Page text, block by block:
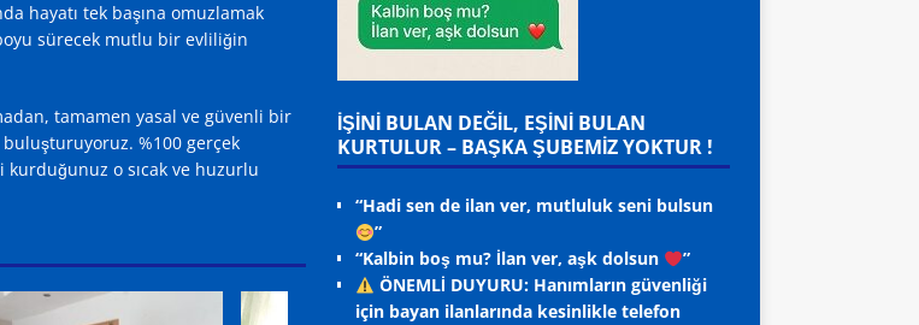
hayatı tek başına omuzlamak
sürecek mutlu bir evliliğin
tamamen yasal ve güvenli bir
buluşturuyoruz. %100 gerçek
kurduğunuz o sıcak ve huzurlu
İŞİNİ BULAN DEĞİL, EŞİNİ BULAN
KURTULUR – BAŞKA ŞUBEMİZ YOKTUR !
“Hadi sen de ilan ver, mutluluk seni bulsun
”
“Kalbin boş mu? İlan ver, aşk dolsun
”
ÖNEMLİ DUYURU: Hanımların güvenliği
için bayan ilanlarında kesinlikle telefon